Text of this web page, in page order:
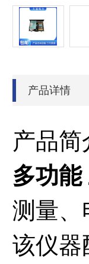
产品详情
产品简
多功能
测量、
该仪器